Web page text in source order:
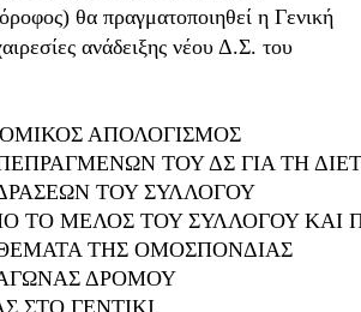
θα πραγματοποιηθεί η Γενική
ανάδειξης νέου Δ.Σ. του
ΑΠΟΛΟΓΙΣΜΟΣ
ΤΟΥ ΔΣ ΓΙΑ ΤΗ
ΤΟΥ ΣΥΛΛΟΓΟΥ
ΤΟ ΜΕΛΟΣ ΤΟΥ ΣΥΛΛΟΓΟΥ ΚΑΙ
ΤΗΣ ΟΜΟΣΠΟΝΔΙΑΣ
ΔΡΟΜΟΥ
ΣΤΟ ΓΕΝΤΙΚΙ